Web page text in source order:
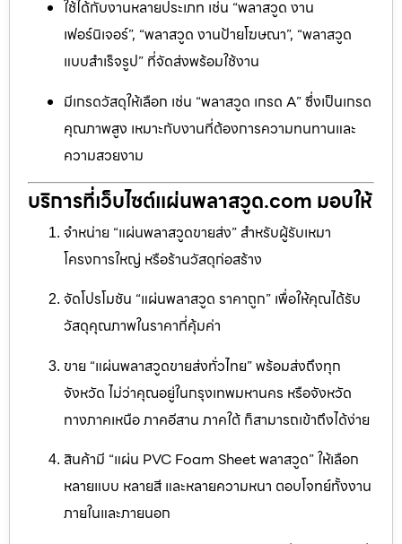
ใช้ได้กับงานหลายประเภท เช่น “พลาสวูด งาน
เฟอร์นิเจอร์”, “พลาสวูด งานป้ายโฆษณา”, “พลาสวูด
แบบสำเร็จรูป” ที่จัดส่งพร้อมใช้งาน
มีเกรดวัสดุให้เลือก เช่น “พลาสวูด เกรด A” ซึ่งเป็นเกรด
คุณภาพสูง เหมาะกับงานที่ต้องการความทนทานและ
ความสวยงาม
บริการที่เว็บไซต์แผ่นพลาสวูด.com มอบให้
จำหน่าย “แผ่นพลาสวูดขายส่ง” สำหรับผู้รับเหมา
โครงการใหญ่ หรือร้านวัสดุก่อสร้าง
จัดโปรโมชัน “แผ่นพลาสวูด ราคาถูก” เพื่อให้คุณได้รับ
วัสดุคุณภาพในราคาที่คุ้มค่า
ขาย “แผ่นพลาสวูดขายส่งทั่วไทย” พร้อมส่งถึงทุก
จังหวัด ไม่ว่าคุณอยู่ในกรุงเทพมหานคร หรือจังหวัด
ทางภาคเหนือ ภาคอีสาน ภาคใต้ ก็สามารถเข้าถึงได้ง่าย
สินค้ามี “แผ่น PVC Foam Sheet พลาสวูด” ให้เลือก
หลายแบบ หลายสี และหลายความหนา ตอบโจทย์ทั้งงาน
ภายในและภายนอก